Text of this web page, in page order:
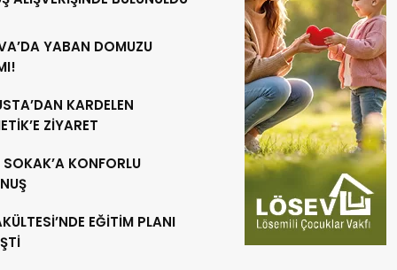
YABAN DOMUZU
KARDELEN
ZİYARET
SOKAK’A KONFORLU
EĞİTİM PLANI